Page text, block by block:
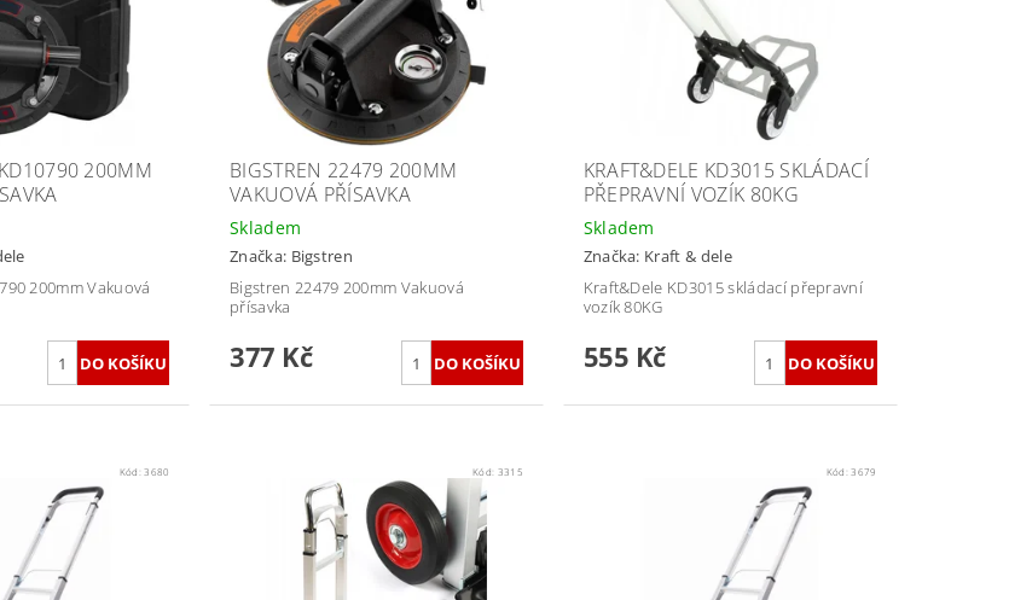
200MM
200mm Vakuová
BIGSTREN 22479 200MM
VAKUOVÁ PŘÍSAVKA
Skladem
Značka: Bigstren
Bigstren 22479 200mm Vakuová
přísavka
377 Kč
KRAFT&DELE KD3015 SKLÁDACÍ
PŘEPRAVNÍ VOZÍK 80KG
Skladem
Značka: Kraft & dele
Kraft&Dele KD3015 skládací přepravní
vozík 80KG
555 Kč
Kód:3680 Kód: 3315 Kód:3679